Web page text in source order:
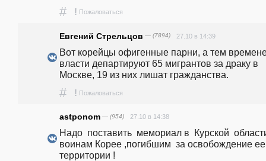
# ! Пожаловаться
Евгений Стрельцов — (7894) 27.10 в 14:39
Вот корейцы офигенные парни, а тем
власти департируют 65 мигрантов за драку в
Москве, 19 из них лишат гражданства.
# ! Пожаловаться
astponom — (954) 27.10 в 14:38
Надо  поставить  мемориал в  Курской
воинам Корее ,погибшим  за освобождение ее
территории !